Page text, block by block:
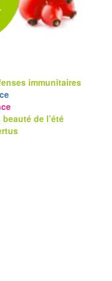
immunitaires
de l’été